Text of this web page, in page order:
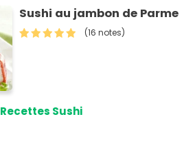
Sushi au jambon de Parme
(16 notes)
Recettes Sushi